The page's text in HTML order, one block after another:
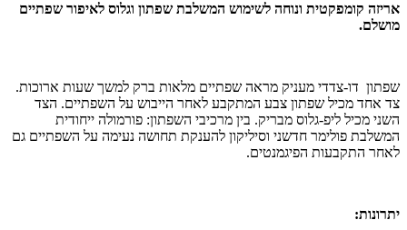
אריזה קומפקטית ונוחה לשימוש המשלבת שפתון וגלוס לאיפור שפתיים
מושלם.
שפתון דו-צדדי מעניק מראה שפתיים מלאות ברק למשך שעות ארוכות.
צד אחד מכיל שפתון צבע המתקבע לאחר הייבוש על השפתיים. הצד
השני מכיל ליפ-גלוס מבריק. בין מרכיבי השפתון: פורמולה ייחודית
המשלבת פולימר חדשני וסיליקון להענקת תחושה נעימה על השפתיים גם
לאחר התקבעות הפיגמנטים.
יתרונות: